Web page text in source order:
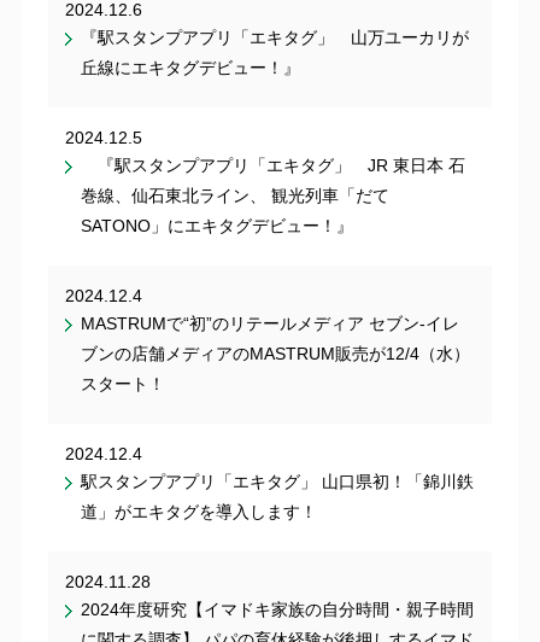
2024.12.6
『駅スタンプアプリ「エキタグ」 山万ユーカリが
丘線にエキタグデビュー！』
2024.12.5
『駅スタンプアプリ「エキタグ」 JR 東日本 石
巻線、仙石東北ライン、 観光列車「だて
SATONO」にエキタグデビュー！』
2024.12.4
MASTRUMで“初”のリテールメディア セブン‐イレ
ブンの店舗メディアのMASTRUM販売が12/4（水）
スタート！
2024.12.4
駅スタンプアプリ「エキタグ」 山口県初！「錦川鉄
道」がエキタグを導入します！
2024.11.28
2024年度研究【イマドキ家族の自分時間・親子時間